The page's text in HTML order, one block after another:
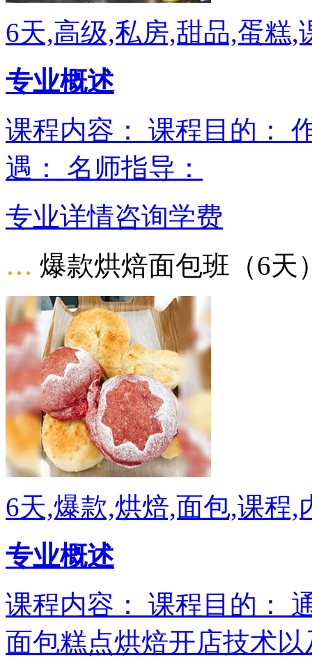
6天,高级,私房,甜品,蛋糕
专业概述
课程内容： 课程目的：
遇： 名师指导：
专业详情咨询学费
… 爆款烘焙面包班（6天
6天,爆款,烘焙,面包,课程
专业概述
课程内容： 课程目的：
面包糕点烘焙开店技术